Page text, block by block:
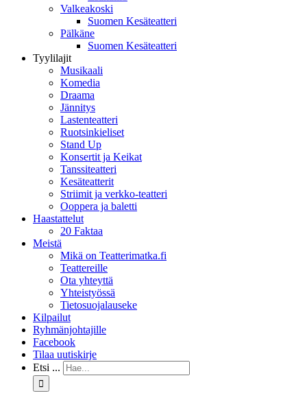
Valkeakoski
Suomen Kesäteatteri
Pälkäne
Suomen Kesäteatteri
Tyylilajit
Musikaali
Komedia
Draama
Jännitys
Lastenteatteri
Ruotsinkieliset
Stand Up
Konsertit ja Keikat
Tanssiteatteri
Kesäteatterit
Striimit ja verkko-teatteri
Ooppera ja baletti
Haastattelut
20 Faktaa
Meistä
Mikä on Teatterimatka.fi
Teattereille
Ota yhteyttä
Yhteistyössä
Tietosuojalauseke
Kilpailut
Ryhmänjohtajille
Facebook
Tilaa uutiskirje
Etsi ...